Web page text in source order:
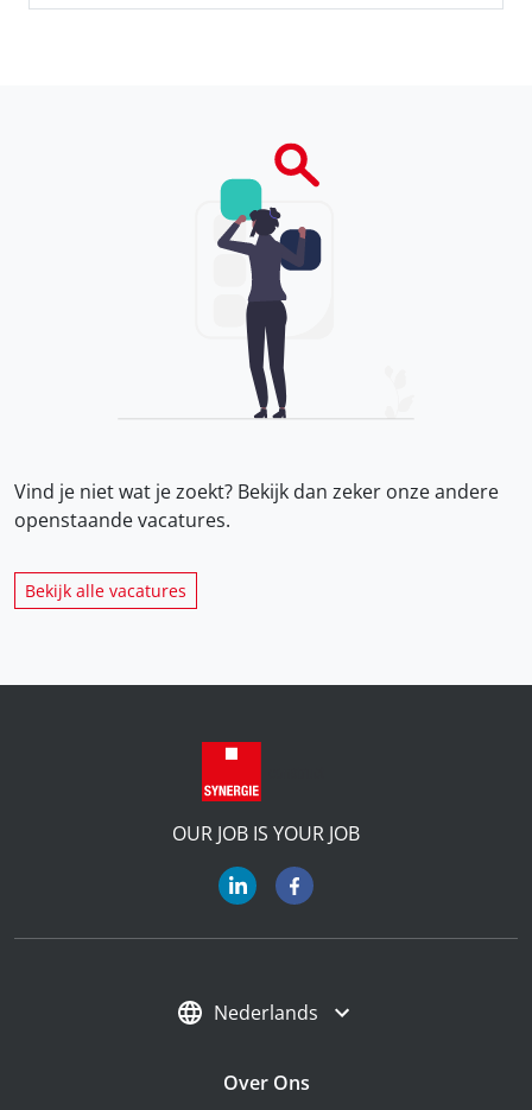
Vind je niet wat je zoekt? Bekijk dan zeker onzeandere
openstaande vacatures.
Bekijk alle vacatures
OUR JOB IS YOUR JOB
Nederlands
Over Ons